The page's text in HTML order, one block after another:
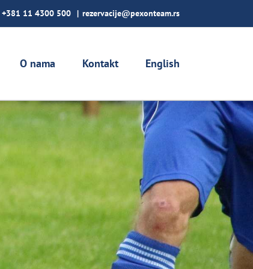
+381 11 4300 500 | rezervacije@pexonteam.rs
O nama Kontakt English